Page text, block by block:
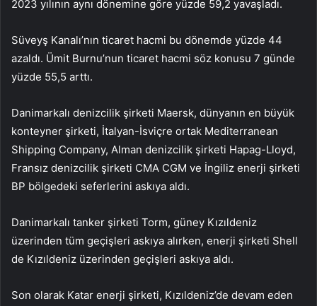
2023 yılının aynı dönemine göre yüzde 59,2 yavaşladı.
Süveyş Kanalı’nın ticaret hacmi bu dönemde yüzde 44
azaldı. Ümit Burnu’nun ticaret hacmi söz konusu 7 günde
yüzde 55,5 arttı.
Danimarkalı denizcilik şirketi Maersk, dünyanın en büyük
konteyner şirketi, İtalyan-İsviçre ortak Mediterranean
Shipping Company, Alman denizcilik şirketi Hapag-Lloyd,
Fransız denizcilik şirketi CMA CGM ve İngiliz enerji şirketi
BP bölgedeki seferlerini askıya aldı.
Danimarkalı tanker şirketi Torm, güney Kızıldeniz
üzerinden tüm geçişleri askıya alırken, enerji şirketi Shell
de Kızıldeniz üzerinden geçişleri askıya aldı.
Son olarak Katar enerji şirketi, Kızıldeniz’de devam eden